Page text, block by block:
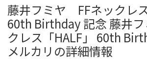
藤井フミヤ FFネックレス
60th Birthday 記念 藤井フ
クレス「HALF」 60th
メルカリの詳細情報